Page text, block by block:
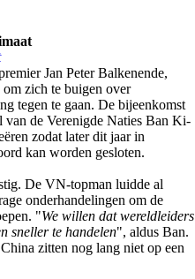
Jan Peter Balkenende,
zich te buigen over
tegen te gaan. De bijeenkomst
van de Verenigde Naties Ban Ki-
zodat later dit jaar in
kan worden gesloten.
De VN-topman luidde al
onderhandelingen om de
"We willen dat wereldleiders
sneller te handelen", aldus Ban.
zitten nog lang niet op een